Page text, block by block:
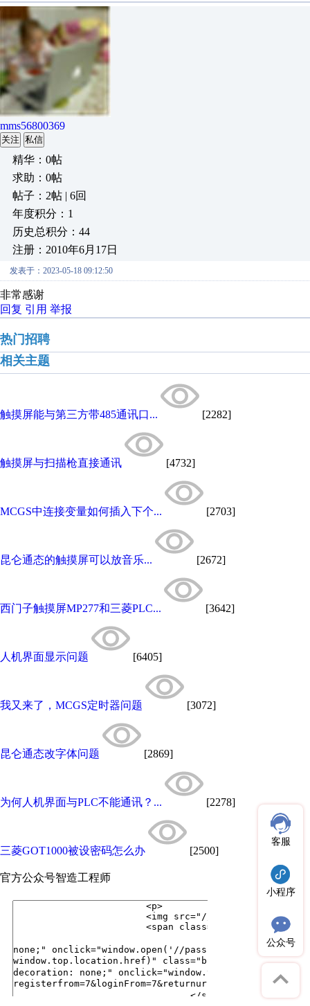
mms56800369
关注 私信
精华：0帖
求助：0帖
帖子：2帖 | 6回
年度积分：1
历史总积分：44
注册：2010年6月17日
发表于：2023-05-18 09:12:50
非常感谢
回复 引用 举报
热门招聘
相关主题
触摸屏能与第三方带485通讯口... [2282]
触摸屏与扫描枪直接通讯 [4732]
MCGS中连接变量如何插入下个... [2703]
昆仑通态的触摸屏可以放音乐... [2672]
西门子触摸屏MP277和三菱PLC... [3642]
人机界面显示问题 [6405]
我又来了，MCGS定时器问题 [3072]
昆仑通态改字体问题 [2869]
为何人机界面与PLC不能通讯？... [2278]
三菱GOT1000被设密码怎么办 [2500]
官方公众号智造工程师
客服
小程序
公众号